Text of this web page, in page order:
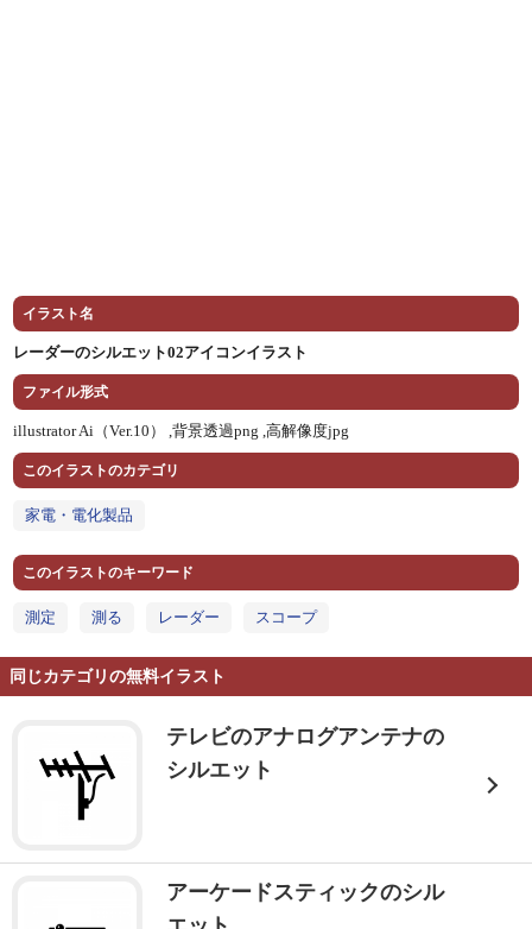
イラスト名
レーダーのシルエット02アイコンイラスト
ファイル形式
illustrator Ai（Ver.10） ,背景透過png ,高解像度jpg
このイラストのカテゴリ
家電・電化製品
このイラストのキーワード
測定 測る レーダー スコープ
同じカテゴリの無料イラスト
テレビのアナログアンテナの
シルエット
アーケードスティックのシル